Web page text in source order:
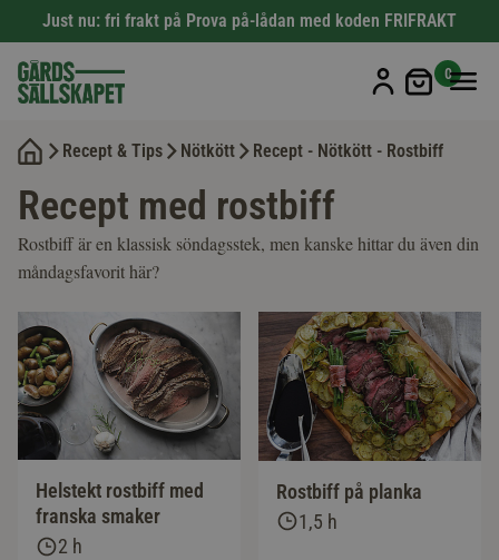
Just nu: fri frakt på Prova på-lådan med koden FRIFRAKT
Min
0
Recept & Tips Nötkött Recept - Nötkött - Rostbiff
Recept med rostbiff
Rostbiff är en klassisk söndagsstek, men kanske hittar du även din
måndagsfavorit här?
Helstekt rostbiff med
franska smaker
2 h
Rostbiff på planka
1,5 h